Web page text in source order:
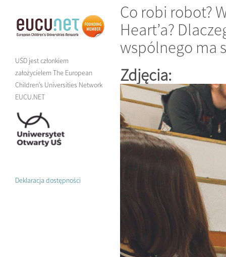
UŚD jest członkiem
założycielem The European
Children’s Universities Network
EUCU.NET
Deklaracja dostępności
Co robi robot?
Heart’a?
wspólnego ma
Zdjęcia: